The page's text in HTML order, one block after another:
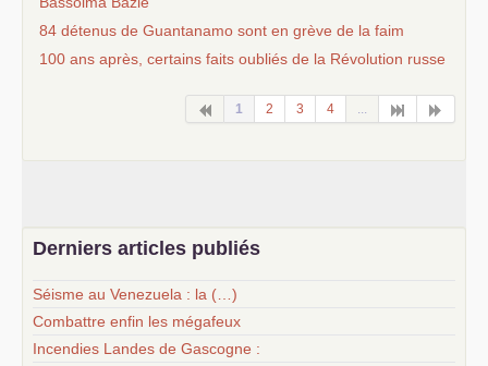
84 détenus de Guantanamo sont en grève de la faim
100 ans après, certains faits oubliés de la Révolution russe
1 2 3 4
Derniers articles publiés
Séisme au Venezuela : la (…)
Combattre enfin les mégafeux
Incendies Landes de Gascogne :